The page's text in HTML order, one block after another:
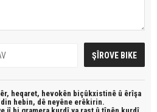
heqaret, hevokên biçûkxistinê û êrîşa
hebin, dê neyêne erêkirin.